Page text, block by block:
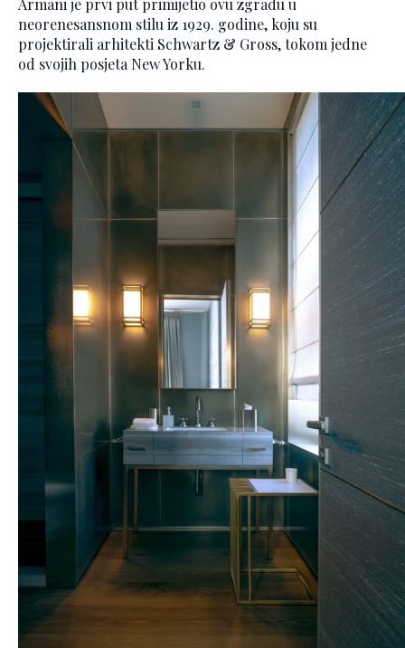
neorenesansnom stilu iz 1929. godine, koju su
projektirali arhitekti Schwartz & Gross, tokom jedne
od svojih posjeta New Yorku.